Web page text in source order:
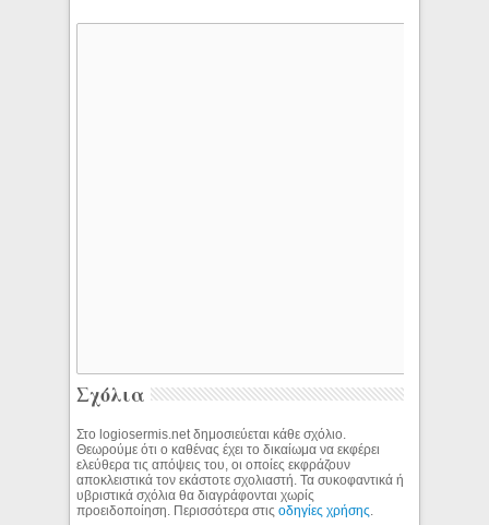
Σχόλια
Στο logiosermis.net δημοσιεύεται κάθε σχόλιο.
Θεωρούμε ότι ο καθένας έχει το δικαίωμα να εκφέρει
ελεύθερα τις απόψεις του, οι οποίες εκφράζουν
αποκλειστικά τον εκάστοτε σχολιαστή. Τα συκοφαντικά ή
υβριστικά σχόλια θα διαγράφονται χωρίς
προειδοποίηση. Περισσότερα στιςοδηγίες χρήσης